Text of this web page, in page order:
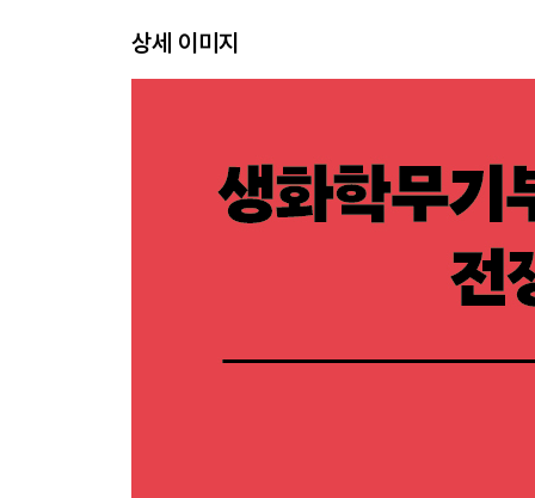
코코다 트랙의 전투 | 천적 | 말라리아를 근절하
잠깐이나마 말라리아를 압도하던 시기 | 베트남전
6장 스페인 독감, 그 시작과 끝
최초의 환자 | 늘어지는 전황과 미국의 참전 | 억
더 들어가기: 바이러스 치료제는 어디까지 와 있을
상세 이미지